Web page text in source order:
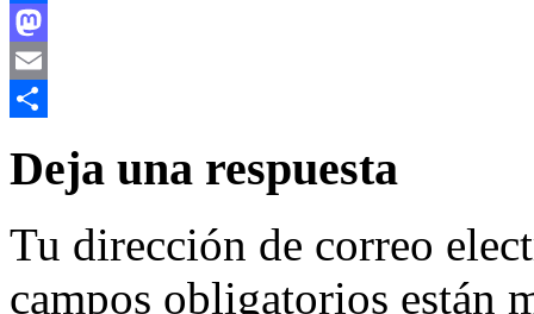
Facebook
Mastodon
Email
Deja una respuesta
Tu dirección de correo
campos obligatorios están